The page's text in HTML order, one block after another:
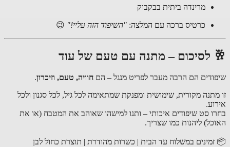
מרינדה ביתית בבקבוק
כרטיס ברכה עם המלצה: "השיפוד הזה עליי!" 😉
🥂 לסיכום – מתנה עם טעם של עוד
שיפודים הם הרבה מעבר לפריט מנגל – הם חוויה, טעם, וזיכרון.
זו מתנה מקורית, שימושית ומפנקת שמתאימה לכל גיל, לכל סגנון ולכל
אירוע.
בחרו סט שיפודים איכותי – ותנו למישהו שאוהב את המטבח (או את
האוכל) ליהנות כמו שצריך.
📦 זמינים במשלוח עד הבית | כשרות מהודרת | תוצרת כחול לבן